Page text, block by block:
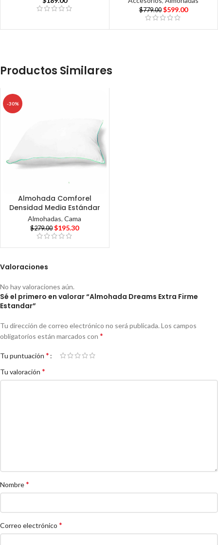
$779.00 $599.00
Productos Similares
-30%
Almohada Comforel
Densidad Media Estándar
Almohadas,Cama
$279.00 $195.30
Valoraciones
No hay valoraciones aún.
Sé el primero en valorar “Almohada Dreams Extra Firme
Estandar”
Tu dirección de correo electrónico no será publicada. Los campos
obligatorios están marcados con *
Tu puntuación *
Tu valoración *
Nombre*
Correo electrónico *